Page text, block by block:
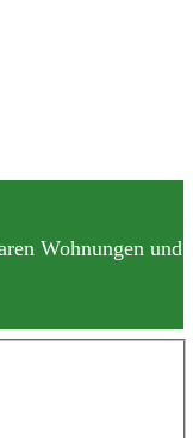
Wohnungen und